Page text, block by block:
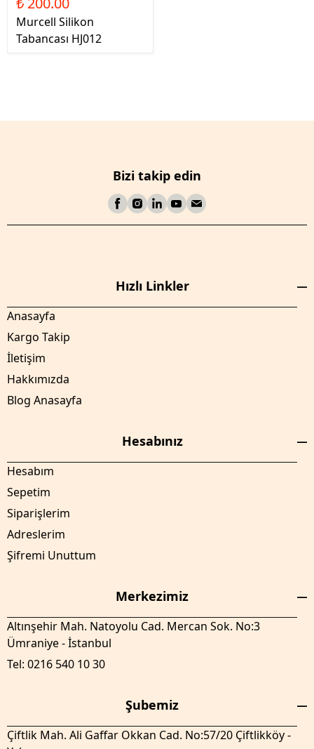
Murcell Silikon
Tabancası HJ012
Bizi takip edin
Hızlı Linkler
Anasayfa
Kargo Takip
İletişim
Hakkımızda
Blog Anasayfa
Hesabınız
Hesabım
Sepetim
Siparişlerim
Adreslerim
Şifremi Unuttum
Merkezimiz
Altınşehir Mah. Natoyolu Cad. Mercan Sok. No:3
Ümraniye - İstanbul
Tel: 0216 540 10 30
Şubemiz
Çiftlik Mah. Ali Gaffar Okkan Cad. No:57/20 Çiftlikköy -